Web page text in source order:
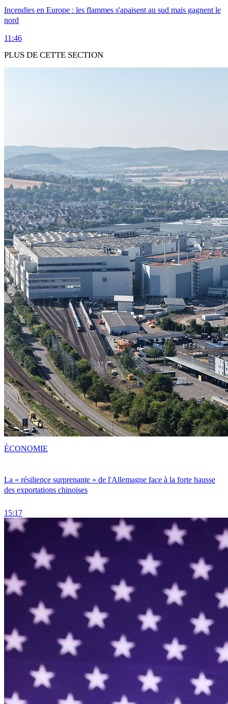
Incendies en Europe : les flammes s'apaisent au sud mais gagnent le
nord
11:46
PLUS DE CETTE SECTION
La « résilience surprenante » de l'Allemagne face à la forte hausse
des exportations chinoises
15:17
ÉCONOMIE